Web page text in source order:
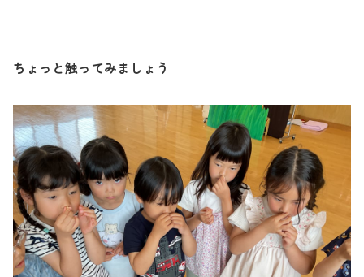
ちょっと触ってみましょう